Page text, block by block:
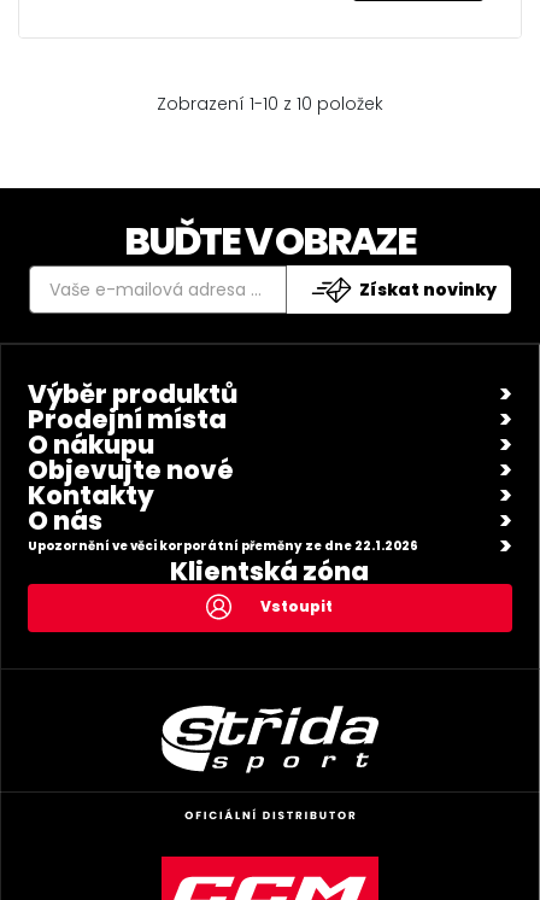
Zobrazení 1-10 z 10 položek
BUĎTE V OBRAZE
Získat novinky
Výběr produktů
Prodejní místa
O nákupu
Objevujte nové
Kontakty
O nás
Upozornění ve věci korporátní přeměny ze dne 22.1.2026
Klientská zóna
Vstoupit